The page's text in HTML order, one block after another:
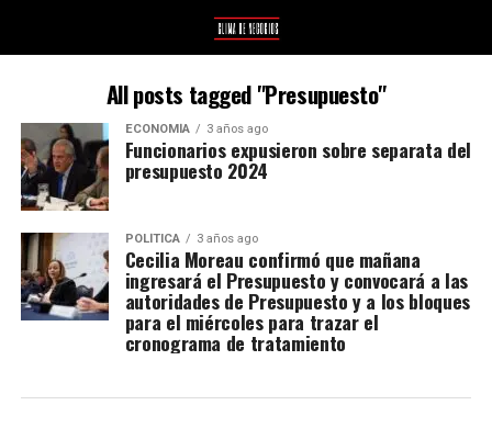
All posts tagged "Presupuesto"
ECONOMÍA 3 años ago
Funcionarios expusieron sobre separata del
presupuesto 2024
POLÍTICA 3 años ago
Cecilia Moreau confirmó que mañana
ingresará el Presupuesto y convocará a las
autoridades de Presupuesto y a los bloques
para el miércoles para trazar el
cronograma de tratamiento